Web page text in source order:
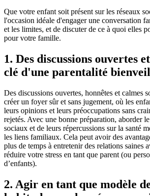
Que votre enfant soit présent sur les réseaux
l'occasion idéale d'engager une conversation
et les limites, et de discuter de ce à quoi elles
pour votre famille.
1. Des discussions ouvertes
clé d'une parentalité
Des discussions ouvertes, honnêtes et calmes
créer un foyer sûr et sans jugement, où les
leurs opinions et leurs préoccupations sans
rejetés. Avec une bonne préparation, aborder
sociaux et de leurs répercussions sur la santé
les liens familiaux. Cela peut avoir des
plus de temps à entretenir des relations saines
réduire votre stress en tant que parent (ou
d’enfants).
2. Agir en tant que modèle